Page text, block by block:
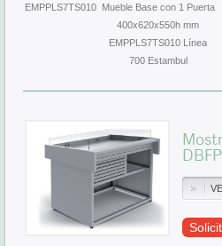
EMPPLS7TS010 Mueble Base con 1 Puerta
400x620x550h mm
EMPPLS7TS010 Línea
700 Estambul